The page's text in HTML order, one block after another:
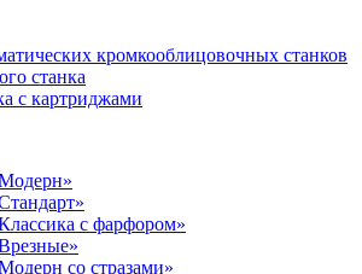
кромкооблицовочных станков
станка
с картриджами
с фарфором»
со стразами»